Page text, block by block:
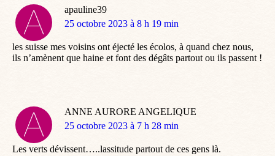
apauline39
dit
25 octobre 2023 à 8 h 19 min
les suisse mes voisins ont éjecté les écolos, à quand chez nous,
ils n’amènent que haine et font des dégâts partout ou ils passent !
ANNE AURORE ANGELIQUE
dit
25 octobre 2023 à 7 h 28 min
Les verts dévissent…..lassitude partout de ces gens là.